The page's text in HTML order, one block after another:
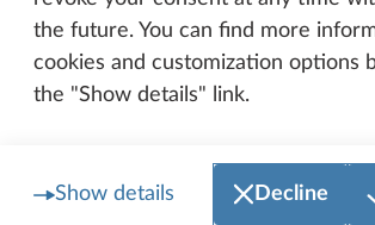
the future. You can find more
cookies and customization options
the "Show details" link.
Show details Decline